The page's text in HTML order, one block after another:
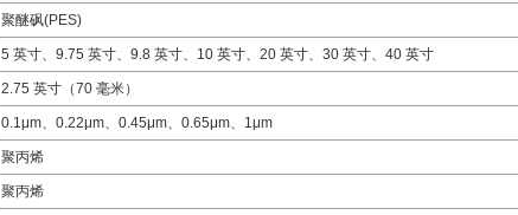
聚醚砜(PES)
5 英寸、9.75 英寸、9.8 英寸、10 英寸、20 英寸、30 英寸、40 英寸
2.75 英寸（70 毫米）
0.1μm、0.22μm、0.45μm、0.65μm、1μm
聚丙烯
聚丙烯